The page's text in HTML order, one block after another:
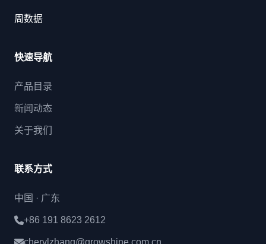
周数据
快速导航
产品目录
新闻动态
关于我们
联系方式
中国 · 广东
+86 191 8623 2612
cherylzhang@growshine.com.cn